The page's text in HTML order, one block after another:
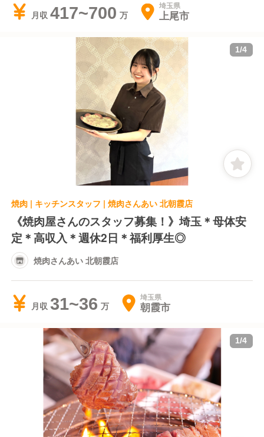
月収 417~700 埼玉県
上尾市
1/4
焼肉 | キッチンスタッフ | 焼肉さんあい 北朝霞店
《焼肉屋さんのスタッフ募集！》埼玉＊母体安
定＊高収入＊週休2日＊福利厚生◎
焼肉さんあい 北朝霞店
月収 31~36 埼玉県
朝霞市
1/4